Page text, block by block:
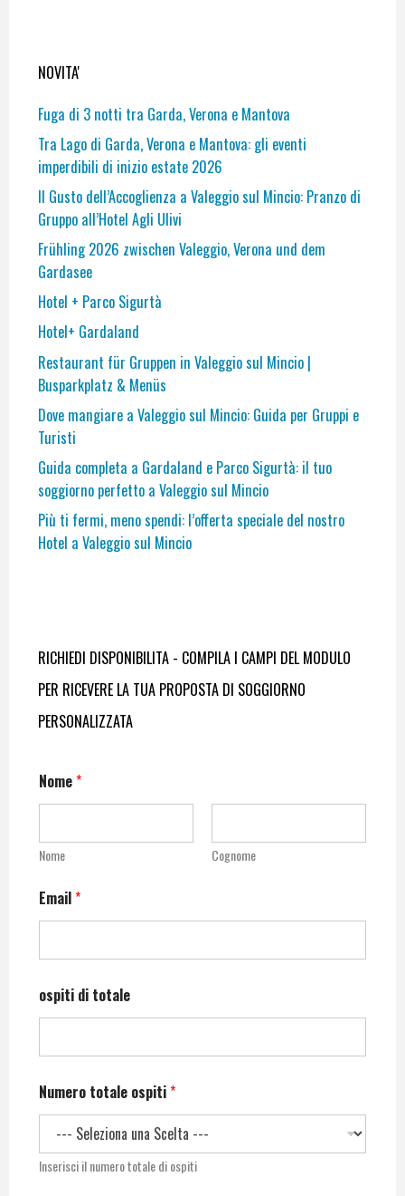
NOVITA'
Fuga di 3 notti tra Garda, Verona e Mantova
Tra Lago di Garda, Verona e Mantova: gli eventi
imperdibili di inizio estate 2026
Il Gusto dell’Accoglienza a Valeggio sul Mincio: Pranzo di
Gruppo all’Hotel Agli Ulivi
Frühling 2026 zwischen Valeggio, Verona und dem
Gardasee
Hotel + Parco Sigurtà
Hotel+ Gardaland
Restaurant für Gruppen in Valeggio sul Mincio |
Busparkplatz & Menüs
Dove mangiare a Valeggio sul Mincio: Guida per Gruppi e
Turisti
Guida completa a Gardaland e Parco Sigurtà: il tuo
soggiorno perfetto a Valeggio sul Mincio
Più ti fermi, meno spendi: l’offerta speciale del nostro
Hotel a Valeggio sul Mincio
RICHIEDI DISPONIBILITA - COMPILA I CAMPI DEL MODULO
PER RICEVERE LA TUA PROPOSTA DI SOGGIORNO
PERSONALIZZATA
Nome*
Nome Cognome
Email*
ospiti di totale
Numero totale ospiti*
Inserisci il numero totale di ospiti